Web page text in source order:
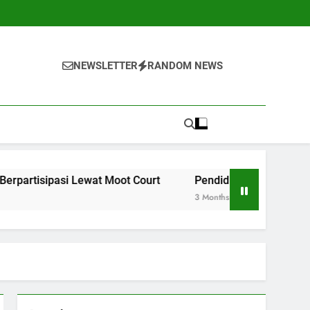
NEWSLETTER RANDOM NEWS
Moot Court Pendidikan Hybrid: Merancang